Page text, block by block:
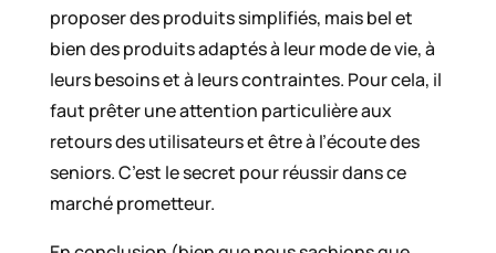
proposer des produits simplifiés, mais bel et
bien des produits adaptés à leur mode de vie, à
leurs besoins et à leurs contraintes. Pour cela, il
faut prêter une attention particulière aux
retours des utilisateurs et être à l’écoute des
seniors. C’est le secret pour réussir dans ce
marché prometteur.